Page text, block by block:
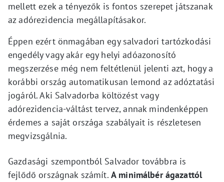
mellett ezek a tényezők is fontos szerepet játszanak
az adórezidencia megállapításakor.
Éppen ezért önmagában egy salvadori tartózkodási
engedély vagy akár egy helyi adóazonosító
megszerzése még nem feltétlenül jelenti azt, hogy a
korábbi ország automatikusan lemond az adóztatási
jogáról. Aki Salvadorba költözést vagy
adórezidencia-váltást tervez, annak mindenképpen
érdemes a saját országa szabályait is részletesen
megvizsgálnia.
Gazdasági szempontból Salvador továbbra is
fejlődő országnak számít. A minimálbér ágazattól